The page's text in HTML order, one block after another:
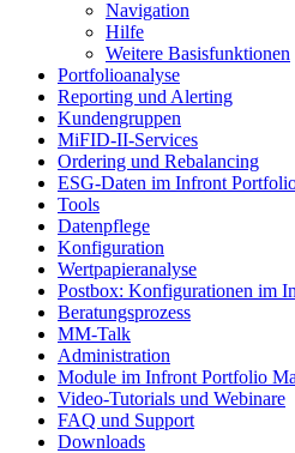
Navigation
Hilfe
Weitere Basisfunktionen
Portfolioanalyse
Reporting und Alerting
Kundengruppen
MiFID-II-Services
Ordering und Rebalancing
ESG-Daten im Infront
Tools
Datenpflege
Konfiguration
Wertpapieranalyse
Postbox: Konfigurationen im
Beratungsprozess
MM-Talk
Administration
Module im Infront Portfolio
Video-Tutorials und Webinare
FAQ und Support
Downloads